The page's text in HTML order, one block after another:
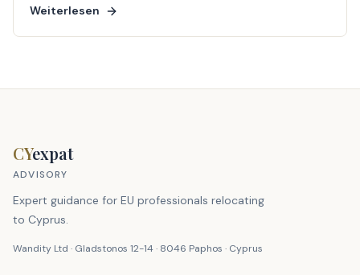
Weiterlesen
CYexpat
ADVISORY
Expert guidance for EU professionals relocating
to Cyprus.
Wandity Ltd · Gladstonos 12-14 · 8046 Paphos · Cyprus